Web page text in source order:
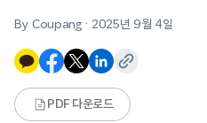
By Coupang · 2025년 9월 4일
PDF 다운로드